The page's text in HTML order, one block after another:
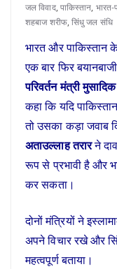
जल विवाद, पाकिस्तान,
शहबाज शरीफ,सिंधु जल संधि
भारत और पाकिस्तान
एक बार फिर
परिवर्तन मंत्री
कहा कि यदि
तो उसका कड़ा जवाब
अताउल्लाह तरारने
रूप से प्रभावी है और
कर सकता।
दोनों मंत्रियों ने
अपने विचार रखे और
महत्वपूर्ण बताया।